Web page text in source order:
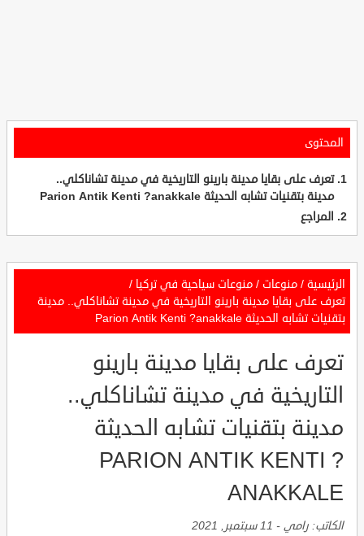
المحتوى
تعرف على بقايا مدينة بارينو التاريخية في مدينة تشاناكلي..
مدينة بتقنيات تشابه الحديثة Parion Antik Kenti ?anakkale
المراجع
الرئيسية / منوعات / منوعات سياحية في تركيا /
تعرف على بقايا مدينة بارينو التاريخية في مدينة تشاناكلي.. مدينة
بتقنيات تشابه الحديثة Parion Antik Kenti ?anakkale
تعرف على بقايا مدينة بارينو
التاريخية في مدينة تشاناكلي..
مدينة بتقنيات تشابه الحديثة
PARION ANTIK KENTI ?
ANAKKALE
الكاتب: رامي - 11 سبتمبر, 2021